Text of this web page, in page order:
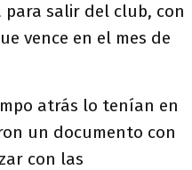
salir del club, con
vence en el mes de
atrás lo tenían en
un documento con
con las